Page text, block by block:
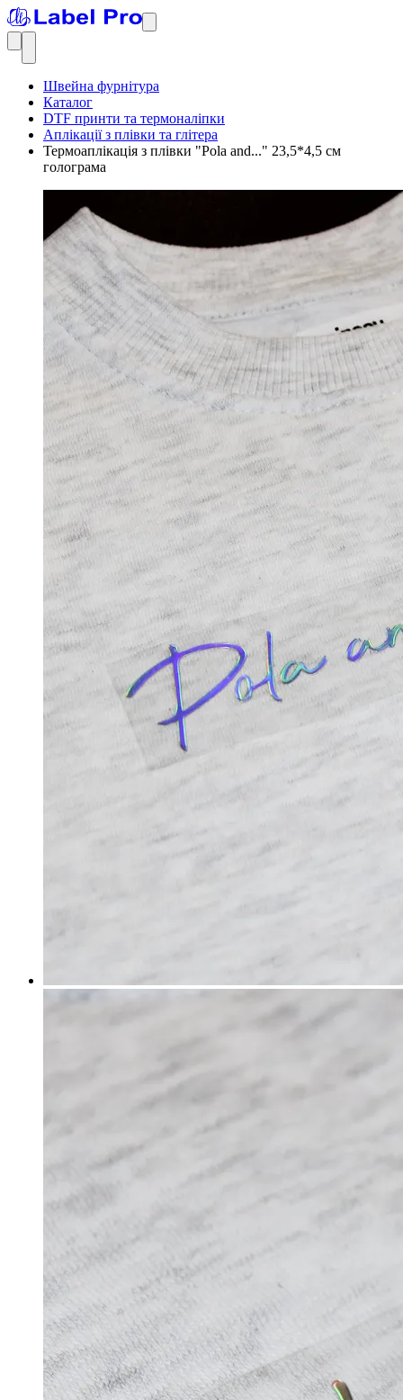
Швейна фурнітура
Каталог
DTF принти та термоналіпки
Аплікації з плівки та глітера
Термоаплікація з плівки "Pola and..." 23,5*4,5 см
голограма